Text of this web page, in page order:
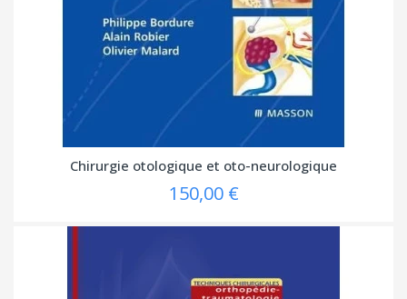
Chirurgie otologique et oto-neurologique
150,00 €